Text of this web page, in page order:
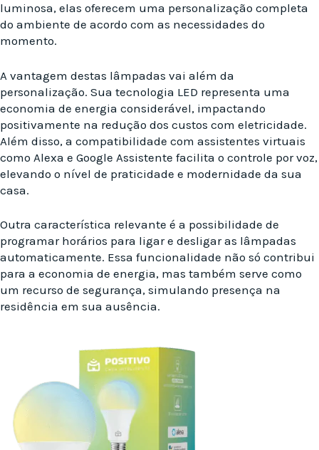
luminosa, elas oferecem uma personalização completa
do ambiente de acordo com as necessidades do
momento.
A vantagem destas lâmpadas vai além da
personalização. Sua tecnologia LED representa uma
economia de energia considerável, impactando
positivamente na redução dos custos com eletricidade.
Além disso, a compatibilidade com assistentes virtuais
como Alexa e Google Assistente facilita o controle por voz,
elevando o nível de praticidade e modernidade da sua
casa.
Outra característica relevante é a possibilidade de
programar horários para ligar e desligar as lâmpadas
automaticamente. Essa funcionalidade não só contribui
para a economia de energia, mas também serve como
um recurso de segurança, simulando presença na
residência em sua ausência.